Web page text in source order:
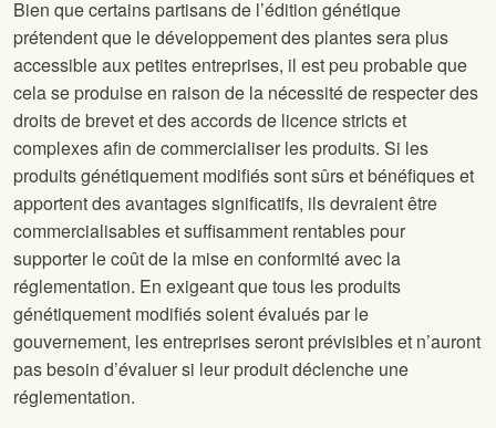
Bien que certains partisans de l’édition génétique
prétendent que le développement des plantes sera plus
accessible aux petites entreprises, il est peu probable que
cela se produise en raison de la nécessité de respecter des
droits de brevet et des accords de licence stricts et
complexes afin de commercialiser les produits. Si les
produits génétiquement modifiés sont sûrs et bénéfiques et
apportent des avantages significatifs, ils devraient être
commercialisables et suffisamment rentables pour
supporter le coût de la mise en conformité avec la
réglementation. En exigeant que tous les produits
génétiquement modifiés soient évalués par le
gouvernement, les entreprises seront prévisibles et n’auront
pas besoin d’évaluer si leur produit déclenche une
réglementation.